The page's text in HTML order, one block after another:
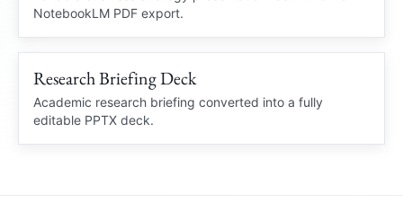
Market insight
NotebookLM PDF export.
RESEARCH BRIEF
Citation notes and diagrams rebuilt
Research Briefing Deck
Academic research briefing converted into a fully
editable PPTX deck.